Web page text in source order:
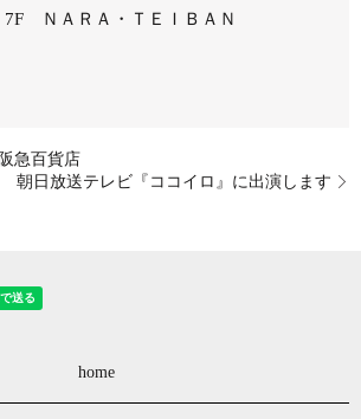
ＮＡＲＡ・ＴＥＩＢＡＮ
急百貨店
朝日放送テレビ『ココイロ』に出演します
home